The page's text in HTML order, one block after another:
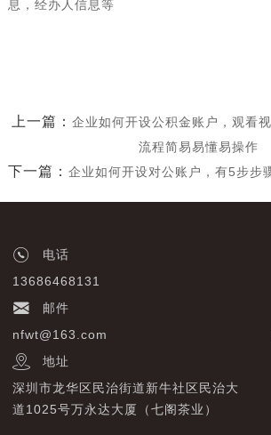
息，经办人信息等
上一篇： 企业如何开设公积金账户，观看
流程简易易懂易操作
下一篇： 企业如何开设对公账户，有5步步
电话
13686468131
邮件
nfwt@163.com
地址
深圳市龙华区民治街道新牛社区民治大
道1025号万永达大厦（七阁茶业）